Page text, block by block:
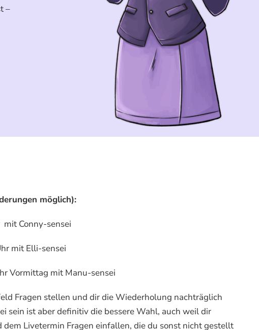
–
möglich):
Conny-sensei
mit Elli-sensei
Vormittag mit Manu-sensei
Fragen stellen und dir die Wiederholung nachträglich
sein ist aber definitiv die bessere Wahl, auch weil dir
Livetermin Fragen einfallen, die du sonst nicht gestellt